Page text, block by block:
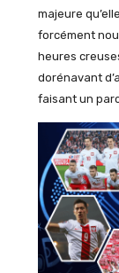
majeure
forcément
heures
dorénavant
faisant un